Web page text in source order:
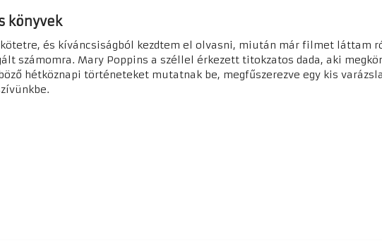
könyvek
és kíváncsiságból kezdtem el olvasni, miután már filmet láttam
számomra. Mary Poppins a széllel érkezett titokzatos dada, aki
hétköznapi történeteket mutatnak be, megfűszerezve egy kis